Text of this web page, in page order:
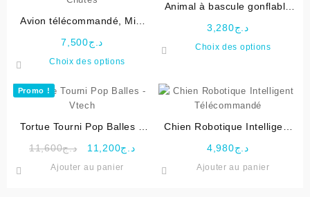
Avion télécommandé, Mini
Chutes
د.ج7,500
Choix des options
a
Les
options
Animal à bascule gonflable
د.ج3,280
Choix des options
options
Promo !
Tortue Tourni Pop Balles –
د.ج11,600
Le
د.ج11,200
Le
actuel
Ajouter au panier
Chien Robotique Intelligent
د.ج4,980
Ajouter au panier